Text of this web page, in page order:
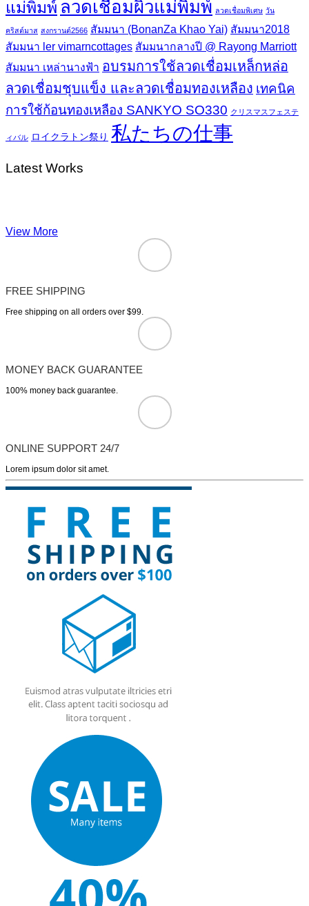
แม่พิมพ์ ลวดเชื่อมผิวแม่พิมพ์ ลวดเชื่อมพิเศษ วัน
คริสต์มาส สงกรานต์2566 สัมมนา (BonanZa Khao Yai) สัมมนา2018
สัมมนา ler vimarncottages สัมมนากลางปี @ Rayong Marriott
สัมมนา เหล่านางฟ้า อบรมการใช้ลวดเชื่อมเหล็กหล่อ
ลวดเชื่อมชุบแข็ง และลวดเชื่อมทองเหลือง เทคนิค
การใช้ก้อนทองเหลือง SANKYO SO330 クリスマスフェステ
ィバル ロイクラトン祭り 私たちの仕事
Latest Works
View More
FREE SHIPPING
Free shipping on all orders over $99.
MONEY BACK GUARANTEE
100% money back guarantee.
ONLINE SUPPORT 24/7
Lorem ipsum dolor sit amet.